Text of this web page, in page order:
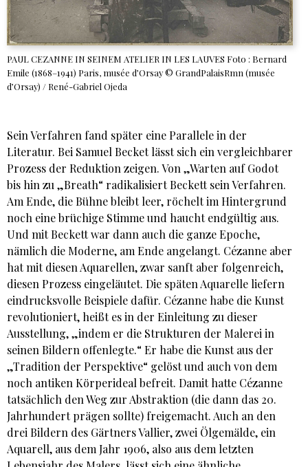
PAUL CEZANNE IN SEINEM ATELIER IN LES LAUVES Foto : Bernard
Emile (1868–1941) Paris, musée d’Orsay © GrandPalaisRmn (musée
d’Orsay) / René-Gabriel Ojeda
Sein Verfahren fand später eine Parallele in der
Literatur. Bei Samuel Becket lässt sich ein vergleichbarer
Prozess der Reduktion zeigen. Von „Warten auf Godot
bis hin zu „Breath“ radikalisiert Beckett sein Verfahren.
Am Ende, die Bühne bleibt leer, röchelt im Hintergrund
noch eine brüchige Stimme und haucht endgültig aus.
Und mit Beckett war dann auch die ganze Epoche,
nämlich die Moderne, am Ende angelangt. Cézanne aber
hat mit diesen Aquarellen, zwar sanft aber folgenreich,
diesen Prozess eingeläutet. Die späten Aquarelle liefern
eindrucksvolle Beispiele dafür. Cézanne habe die Kunst
revolutioniert, heißt es in der Einleitung zu dieser
Ausstellung, „indem er die Strukturen der Malerei in
seinen Bildern offenlegte.“ Er habe die Kunst aus der
„Tradition der Perspektive“ gelöst und auch von dem
noch antiken Körperideal befreit. Damit hatte Cézanne
tatsächlich den Weg zur Abstraktion (die dann das 20.
Jahrhundert prägen sollte) freigemacht. Auch an den
drei Bildern des Gärtners Vallier, zwei Ölgemälde, ein
Aquarell, aus dem Jahr 1906, also aus dem letzten